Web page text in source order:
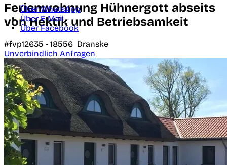
Über WhatsApp
Über E-Mail
Über Facebook
Ferienwohnung Hühnergott abseits
von Hektik und Betriebsamkeit
#fvp12635 - 18556 Dranske
Unverbindlich Anfragen